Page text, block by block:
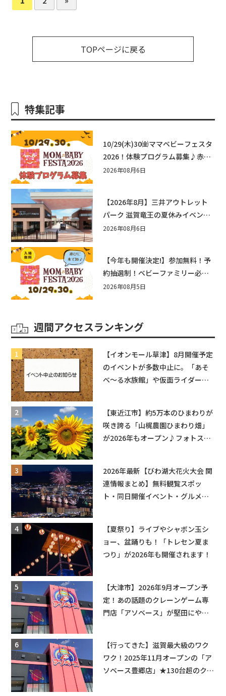
TOPページに戻る
特集記事
10/29(木)30㈮ママベビーフェスタ
2026！体験プログラム募集♪赤ち
ゃん向けイベントに出演しません
2026年08月6日
【2026年8月】三井アウトレット
パーク 滋賀竜王の夏休みイベント
まとめ！びしょぬれ水あそび・激
2026年08月6日
【今年も開催決定!】参加無料！予
約抽選制！ベビーファミリー必見
☆入場無料☆10/29(木)30(金)ママ
2026年08月5日
週間アクセスランキング
【イオンモール草津】8月開催予定
のイベントが多数中止に。「あそ
べ〜る水族館」や仮面ライダーシ
【東近江市】約5万本のひまわりが
咲き誇る「山梶農園ひまわり畑」
が2026年もオープン♪フォトスポ
2026年最新【びわ湖大花火大会 関
連情報まとめ】無料観覧スポッ
ト・同日開催イベント・グルメマ
【夏祭り】ライブやシャボン玉シ
ョー、盆踊りも！「トレセン夏ま
つり」が2026年も開催されます！
【大津市】2026年9月オープン予
定！あの話題のクレーンゲーム専
門店「アソベース」が堅田にやっ
【行ってきた】滋賀最大級のワク
ワク！2025年11月オープンの「ア
ソベース豊郷店」★130台超のクレ